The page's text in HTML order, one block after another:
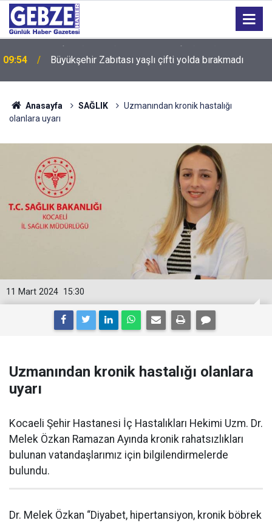
09:54 Büyükşehir Zabıtası yaşlı çifti yolda bırakmadı
Anasayfa SAĞLIK
Uzmanından kronik hastalığı
olanlara uyarı
15:30
11 Mart 2024
Uzmanından kronik hastalığı olanlara
uyarı
Kocaeli Şehir Hastanesi İç Hastalıkları Hekimi Uzm. Dr.
Melek Özkan Ramazan Ayında kronik rahatsızlıkları
bulunan vatandaşlarımız için bilgilendirmelerde
bulundu.
Dr. Melek Özkan “Diyabet, hipertansiyon, kronik böbrek